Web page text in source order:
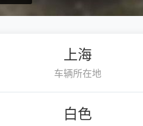
上海
车辆所在地
白色